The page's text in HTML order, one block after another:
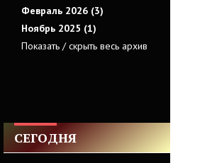
Февраль 2026 (3)
Ноябрь 2025 (1)
Показать / скрыть весь архив
СЕГОДНЯ